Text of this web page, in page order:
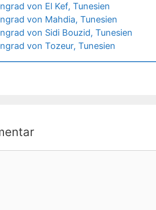
von El Kef, Tunesien
von Mahdia, Tunesien
von Sidi Bouzid, Tunesien
von Tozeur, Tunesien